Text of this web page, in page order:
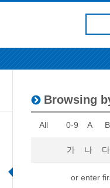
Browsing
All 0-9 A B
가 나 다
or enter